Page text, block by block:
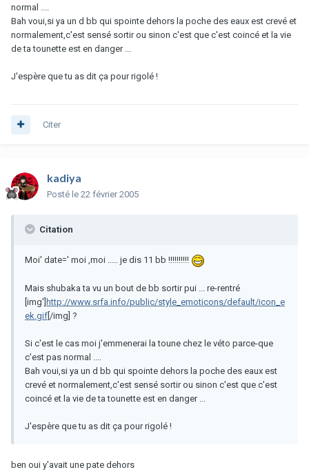
normal ....
Bah voui,si ya un d bb qui spointe dehors la poche des eaux est crevé et
normalement,c'est sensé sortir ou sinon c'est que c'est coincé et la vie
de ta tounette est en danger ...
J'espère que tu as dit ça pour rigolé !
Citer
kadiya
Posté le 22 février 2005
Citation
Moi' date=' moi ,moi ..... je dis 11 bb !!!!!!!!!!
Mais shubaka ta vu un bout de bb sortir pui ... re-rentré
[img']http://www.srfa.info/public/style_emoticons/default/icon_e
ek.gif[/img] ?
Si c'est le cas moi j'emmenerai la toune chez le véto parce-que
c'est pas normal ....
Bah voui,si ya un d bb qui spointe dehors la poche des eaux est
crevé et normalement,c'est sensé sortir ou sinon c'est que c'est
coincé et la vie de ta tounette est en danger ...
J'espère que tu as dit ça pour rigolé !
ben oui y'avait une pate dehors